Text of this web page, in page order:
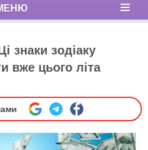
знаки зодіаку
вже цього літа